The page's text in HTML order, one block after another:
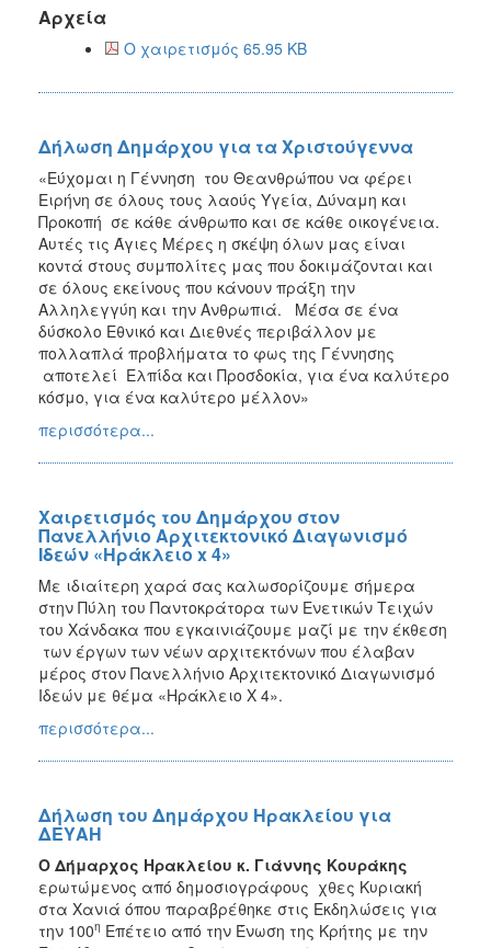
Απολογισμός
Έργου
ΤΟΠΟΣ
ΠΟΛΙΤΙΣΜΟΣ
ΑΝΘΕΚΤΙΚΗ
ΠΟΛΗ
Αρχεία
Ο χαιρετισμός 65.95 KB
Δήλωση Δημάρχου για τα Χριστούγεννα
«Εύχομαι η Γέννηση του Θεανθρώπου να φέρει
Ειρήνη σε όλους τους λαούς Υγεία, Δύναμη και
Προκοπή σε κάθε άνθρωπο και σε κάθε οικογένεια.
Αυτές τις Άγιες Μέρες η σκέψη όλων μας είναι
κοντά στους συμπολίτες μας που δοκιμάζονται και
σε όλους εκείνους που κάνουν πράξη την
Αλληλεγγύη και την Ανθρωπιά. Μέσα σε ένα
δύσκολο Εθνικό και Διεθνές περιβάλλον με
πολλαπλά προβλήματα το φως της Γέννησης
αποτελεί Ελπίδα και Προσδοκία, για ένα καλύτερο
κόσμο, για ένα καλύτερο μέλλον»
περισσότερα...
Χαιρετισμός του Δημάρχου στον
Πανελλήνιο Αρχιτεκτονικό Διαγωνισμό
Ιδεών «Ηράκλειο x 4»
Με ιδιαίτερη χαρά σας καλωσορίζουμε σήμερα
στην Πύλη του Παντοκράτορα των Ενετικών Τειχών
του Χάνδακα που εγκαινιάζουμε μαζί με την έκθεση
των έργων των νέων αρχιτεκτόνων που έλαβαν
μέρος στον Πανελλήνιο Αρχιτεκτονικό Διαγωνισμό
Ιδεών με θέμα «Ηράκλειο Χ 4».
περισσότερα...
Δήλωση του Δημάρχου Ηρακλείου για
ΔΕΥΑΗ
Ο Δήμαρχος Ηρακλείου κ. Γιάννης Κουράκης
ερωτώμενος από δημοσιογράφους χθες Κυριακή
στα Χανιά όπου παραβρέθηκε στις Εκδηλώσεις για
την 100η Επέτειο από την Ένωση της Κρήτης με την